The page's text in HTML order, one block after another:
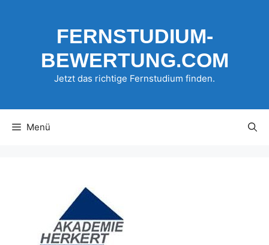
FERNSTUDIUM-
BEWERTUNG.COM
Jetzt das richtige Fernstudium finden.
Menü